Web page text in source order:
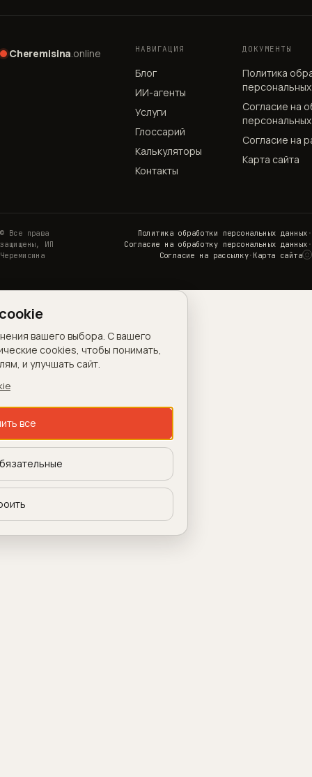
Cheremisina .online НАВИГАЦИЯ
Блог
ИИ-агенты
Услуги
Глоссарий
Калькуляторы
Контакты
ДОКУМЕНТЫ
Политика
Согласие на
Согласие на
Карта сайта
© Все права
защищены, ИП
Черемисина
Политика обработки персональных данных ·
Согласие на обработку персональных данных ·
Согласие на рассылку· Карта сайта ◌
вашего выбора. С вашего
cookies, чтобы понимать,
и улучшать сайт.
все